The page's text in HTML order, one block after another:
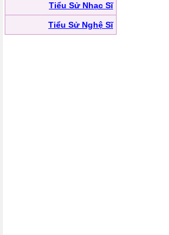
Tiểu Sử Nhạc Sĩ
Tiểu Sử Nghệ Sĩ